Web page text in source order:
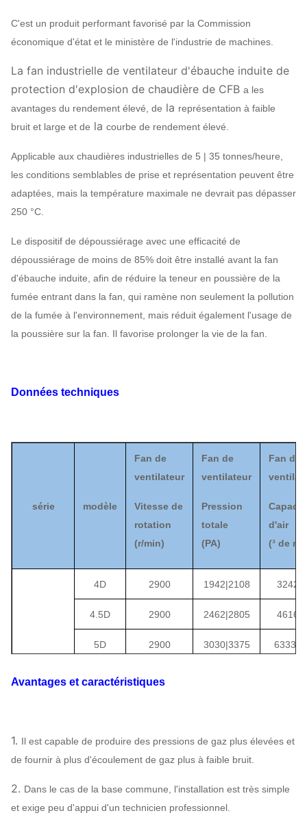
C'est un produit performant favorisé par la Commission
économique d'état et le ministère de l'industrie de machines.
La fan industrielle de ventilateur d'ébauche induite de
protection d'explosion de chaudière de CFB a les
avantages du rendement élevé, de la représentation à faible
bruit et large et de la courbe de rendement élevé.
Applicable aux chaudières industrielles de 5 | 35 tonnes/heure,
les conditions semblables de prise et représentation peuvent être
adaptées, mais la température maximale ne devrait pas dépasser
250 °C.
Le dispositif de dépoussiérage avec une efficacité de
dépoussiérage de moins de 85% doit être installé avant la fan
d'ébauche induite, afin de réduire la teneur en poussière de la
fumée entrant dans la fan, qui ramène non seulement la pollution
de la fumée à l'environnement, mais réduit également l'usage de
la poussière sur la fan. Il favorise prolonger la vie de la fan.
Données techniques
série modèle
Fan de
ventilateur
Vitesse de
rotation
(r/min)
Fan de
ventilateur
Pression
totale
(PA)
Fan de
d'air
(³ de m
8-12
Fan de
ventilateur
4D 2900 1942|2108 3242
4.5D 2900 2462|2805 4616
5D 2900 3030|3375 6333
8D 1450 1942|2216
9D 1450 2462 |2805 18466
Avantages et caractéristiques
1. Il est capable de produire des pressions de gaz plus élevées et
de fournir à plus d'écoulement de gaz plus à faible bruit.
2. Dans le cas de la base commune, l'installation est très simple
et exige peu d'appui d'un technicien professionnel.